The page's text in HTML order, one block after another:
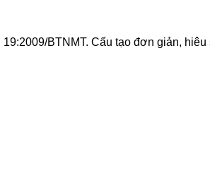
BTNMT. Cấu tạo đơn giản, hiêu